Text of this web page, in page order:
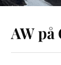
AW på